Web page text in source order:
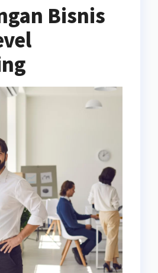
Bisnis